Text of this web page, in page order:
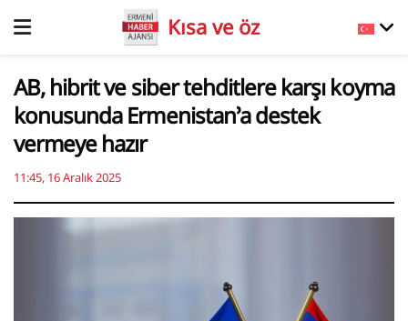
Kısa ve öz
AB, hibrit ve siber tehditlere karşı koyma
konusunda Ermenistan’a destek
vermeye hazır
11:45, 16 Aralık 2025